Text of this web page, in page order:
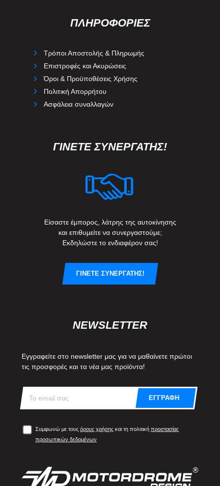
ΠΛΗΡΟΦΟΡΙΕΣ
Τρόποι Αποστολής & Πληρωμής
Επιστροφές και Ακυρώσεις
Όροι & Προϋποθέσεις Χρήσης
Πολιτική Απορρήτου
Ασφάλεια συναλλαγών
ΓΙΝΕΤΕ ΣΥΝΕΡΓΑΤΗΣ!
Είσαστε έμπορος, λάτρης της αυτοκίνησης
και επιθυμείτε να συνεργαστούμε;
Εκδηλώστε το ενδιαφέρον σας!
ΓΙΝΕΤΕ ΣΥΝΕΡΓΑΤΗΣ!
NEWSLETTER
Εγγραφείτε στο newsletter μας για να μαθαίνετε πρώτοι
τις προσφορές και τα νέα μας προϊόντα!
ΕΓΓΡΑΦΗ
Συμφωνώ με τους όρους χρήσης και τη πολιτική προστασίας
προσωπικών δεδομένων